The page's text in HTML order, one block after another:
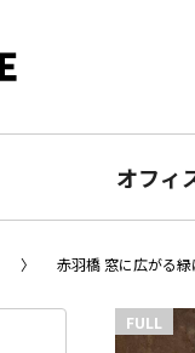
オフィ
赤羽橋 窓に広がる
FULL